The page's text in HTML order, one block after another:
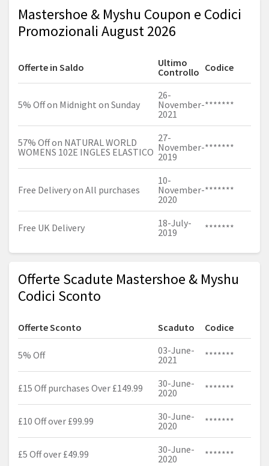
Mastershoe & Myshu Coupon e Codici
Promozionali August 2026
Offerte in Saldo
Ultimo
Controllo Codice
5% Off on Midnight on Sunday
26-
November-
2021
*******
57% Off on NATURAL WORLD
WOMENS 102E INGLES ELASTICO
27-
November-
2019
*******
Free Delivery on All purchases
10-
November-
2020
*******
Free UK Delivery
18-July-
2019
*******
Offerte Scadute Mastershoe & Myshu
Codici Sconto
Offerte Sconto Scaduto Codice
5% Off
03-June-
2021
*******
£15 Off purchases Over £149.99
30-June-
2020
*******
£10 Off over £99.99
30-June-
2020
*******
£5 Off over £49.99
30-June-
2020
*******